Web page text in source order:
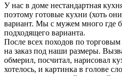
У нас в доме нестандартная
поэтому готовые кухни (хоть
вариант. Мы с мужем много где
подходящего варианта.
После всех походов по
на заказ под наши размеры.
обмерил, посчитал, нарисовал
хотелось, и картинка в голове